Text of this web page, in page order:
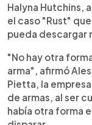
Halyna Hutchins,
el caso "Rust"
pueda descargar
"No hay otra
arma", afirmó
Pietta, la
de armas, al ser
había otra forma